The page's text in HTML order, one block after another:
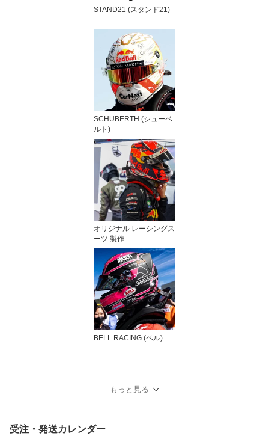
STAND21 (スタンド21)
SCHUBERTH (シューベ
ルト)
オリジナル レーシングス
ーツ 製作
BELL RACING (ベル)
もっと見る
受注・発送カレンダー